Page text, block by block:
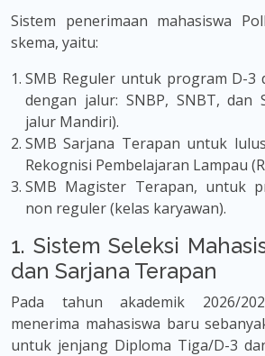
Sistem penerimaan mahasiswa
skema, yaitu:
SMB Reguler untuk program D-3
dengan jalur: SNBP, SNBT, dan
jalur Mandiri).
SMB Sarjana Terapan untuk
Rekognisi Pembelajaran Lampau
SMB Magister Terapan, untuk
non reguler (kelas karyawan).
1. Sistem Seleksi
dan Sarjana Terapan
Pada tahun akademik 2026/
menerima mahasiswa baru
untuk jenjang Diploma Tiga/D-3